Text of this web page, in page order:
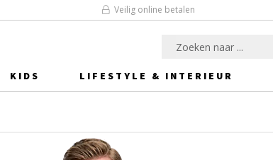
Veilig online betalen
KIDS LIFESTYLE & INTERIEUR